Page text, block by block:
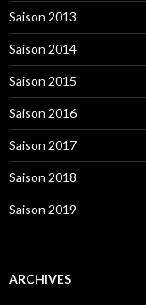
Saison 2013
Saison 2014
Saison 2015
Saison 2016
Saison 2017
Saison 2018
Saison 2019
ARCHIVES